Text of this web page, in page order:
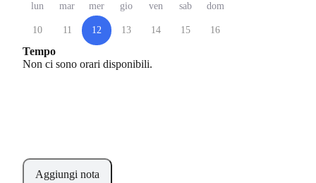
lun mar mer gio ven sab dom
10 11 12 13 14 15 16
Tempo
Non ci sono orari disponibili.
Aggiungi nota